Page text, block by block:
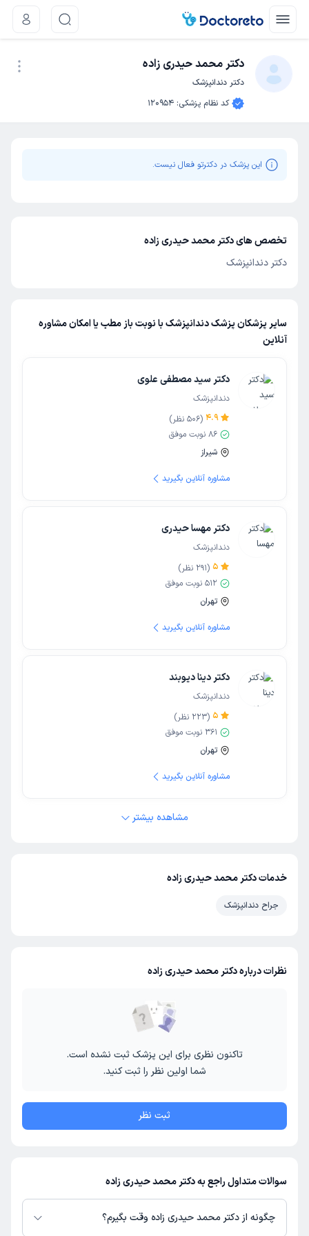
دکتر محمد حیدری زاده
دکتر دندانپزشک
کد نظام پزشکی:
120954
این پزشک در دکترتو فعال نیست.
تخصص های دکتر محمد حیدری زاده
دکتر دندانپزشک
سایر پزشکان پزشک دندانپزشک با نوبت باز مطب یا امکان مشاوره
آنلاین
دکتر سید مصطفی علوی
دندانپزشک
4.9
(
506 نظر)
86 نوبت موفق
شیراز
مشاوره آنلاین بگیرید
دکتر مهسا حیدری
دندانپزشک
5
(
291 نظر)
512 نوبت موفق
تهران
مشاوره آنلاین بگیرید
دکتر دینا دیوبند
دندانپزشک
5
(
223 نظر)
361 نوبت موفق
تهران
مشاوره آنلاین بگیرید
مشاهده بیشتر
خدمات دکتر محمد حیدری زاده
جراح دندانپزشک
نظرات درباره دکتر محمد حیدری زاده
تاکنون نظری برای این پزشک ثبت نشده است.
شما اولین نظر را ثبت کنید.
ثبت نظر
سوالات متداول راجع به دکتر محمد حیدری زاده
چگونه از دکتر محمد حیدری زاده وقت بگیرم؟